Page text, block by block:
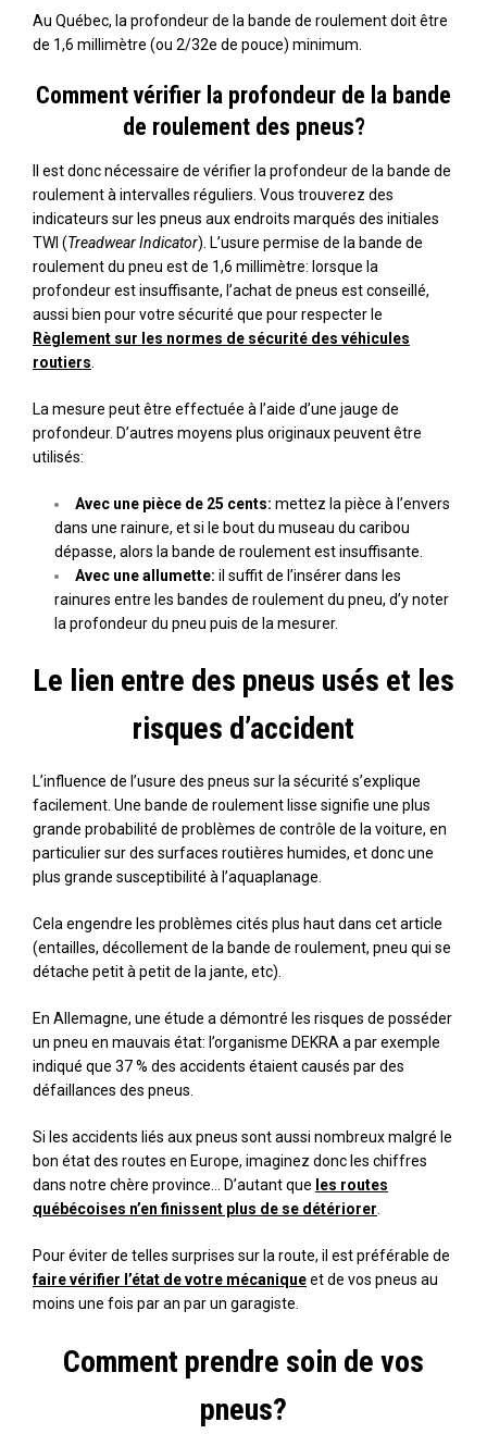
Au Québec, la profondeur de la bande de roulement doit être
de 1,6 millimètre (ou 2/32e de pouce) minimum.
Comment vérifier la profondeur de la bande
de roulement des pneus?
Il est donc nécessaire de vérifier la profondeur de la bande de
roulement à intervalles réguliers. Vous trouverez des
indicateurs sur les pneus aux endroits marqués des initiales
TWI (Treadwear Indicator). L’usure permise de la bande de
roulement du pneu est de 1,6 millimètre: lorsque la
profondeur est insuffisante, l’achat de pneus est conseillé,
aussi bien pour votre sécurité que pour respecter le
Règlement sur les normes de sécurité des véhicules
routiers
La mesure peut être effectuée à l’aide d’une jauge de
profondeur. D’autres moyens plus originaux peuvent être
utilisés:
Avec une pièce de 25 cents: mettez la pièce à l’envers
dans une rainure, et si le bout du museau du caribou
dépasse, alors la bande de roulement est insuffisante.
Avec une allumette: il suffit de l’insérer dans les
rainures entre les bandes de roulement du pneu, d’y noter
la profondeur du pneu puis de la mesurer.
Le lien entre des pneus usés et les
risques d’accident
L’influence de l’usure des pneus sur la sécurité s’explique
facilement. Une bande de roulement lisse signifie une plus
grande probabilité de problèmes de contrôle de la voiture, en
particulier sur des surfaces routières humides, et donc une
plus grande susceptibilité à l’aquaplanage.
Cela engendre les problèmes cités plus haut dans cet article
(entailles, décollement de la bande de roulement, pneu qui se
détache petit à petit de la jante, etc).
En Allemagne, une étude a démontré les risques de posséder
un pneu en mauvais état: l’organisme DEKRA a par exemple
indiqué que 37 % des accidents étaient causés par des
défaillances des pneus.
Si les accidents liés aux pneus sont aussi nombreux malgré le
bon état des routes en Europe, imaginez donc les chiffres
dans notre chère province… D’autant que les routes
québécoises n’en finissent plus de se détériorer
Pour éviter de telles surprises sur la route, il est préférable de
faire vérifier l’état de votre mécaniqueet de vos pneus au
moins une fois par an par un garagiste.
Comment prendre soin de vos
pneus?